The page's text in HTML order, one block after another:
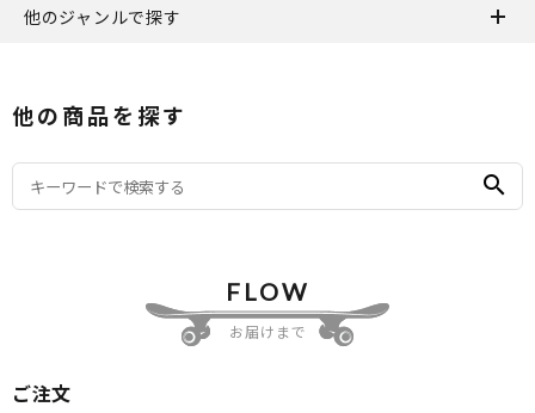
他のジャンルで探す
他の商品を探す
search
FLOW
お届けまで
ご注文